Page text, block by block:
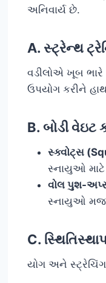
અનિવાર્ય છે.
A. સ્ટ્રેન્થ
વડીલોએ ખૂબ ભારે
ઉપયોગ કરીને
B. બોડી વેઇટ
સ્ક્વોટ્સ
સ્નાયુઓ માટે
વોલ પુશ-
સ્નાયુઓ
C.
યોગ અને